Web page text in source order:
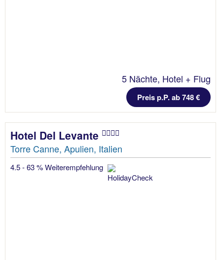
5 Nächte, Hotel + Flug
Preis p.P. ab 748 €
Hotel Del Levante
Torre Canne, Apulien, Italien
4.5 - 63 % Weiterempfehlung